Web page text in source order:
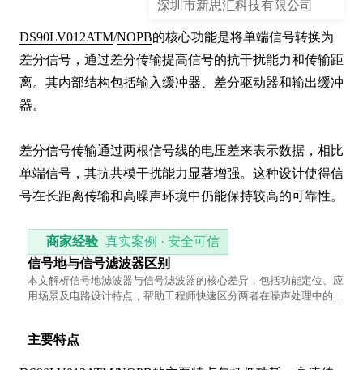
深圳市新思汇科技有限公司
DS90LV012ATM/NOPB的核心功能是将单端信号转换为
差分信号，通过差分传输提高信号的抗干扰能力和传输距
离。其内部结构包括输入缓冲器、差分驱动器和输出缓冲
器。
差分信号传输通过两根信号线的电压差来表示数据，相比
单端信号，其抗共模干扰能力显著增强。这种设计使得信
号在长距离传输和高噪声环境中仍能保持较高的可靠性。
商家经验 真实案例 · 安全可信
信号地与信号滤波器区别
本文解析信号地滤波器与信号滤波器的核心差异，包括功能定位、应
用场景及电路设计特点，帮助工程师快速区分两者在噪声处理中的不
主要特点